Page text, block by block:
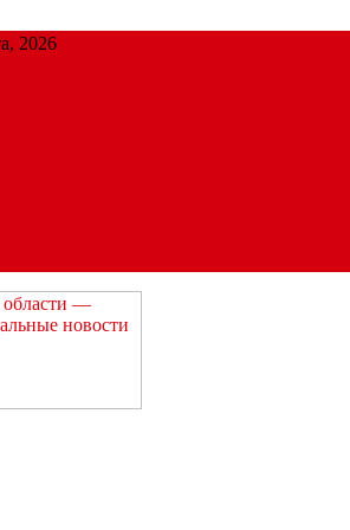
2026
дня в Тульской области на сайте